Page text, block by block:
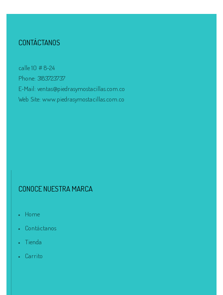
CONTÁCTANOS
calle 10 # 8-24
Phone: 3183723737
E-Mail: ventas@piedrasymostacillas.com.co
Web Site: www.piedrasymostacillas.com.co
CONOCE NUESTRA MARCA
Home
Contáctanos
Tienda
Carrito